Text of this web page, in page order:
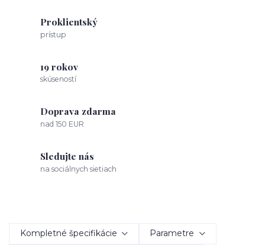
Proklientský
prístup
19 rokov
skúseností
Doprava zdarma
nad 150 EUR
Sledujte nás
na sociálnych sietiach
Kompletné špecifikácie Parametre